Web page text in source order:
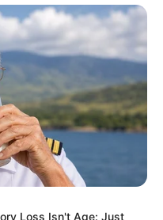
ดวง แฟนเก่าจะกลับมาหา
Loss Isn't Age: Just